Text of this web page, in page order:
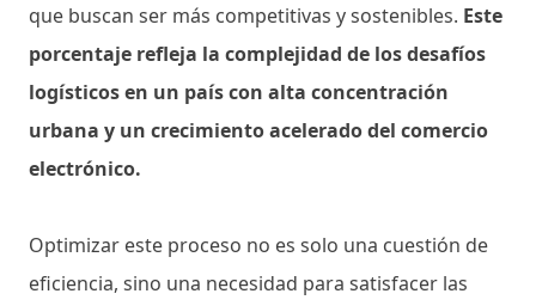
que buscan ser más competitivas y sostenibles. Este
porcentaje refleja la complejidad de los desafíos
logísticos en un país con alta concentración
urbana y un crecimiento acelerado del comercio
electrónico.
Optimizar este proceso no es solo una cuestión de
eficiencia, sino una necesidad para satisfacer las